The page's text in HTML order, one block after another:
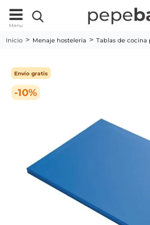
Menu
Inicio Menaje hostelería Tablas de cocina
-10%
Envío gratis